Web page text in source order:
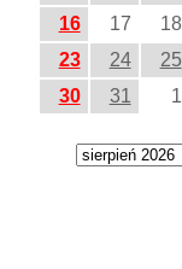
16
17 18
23
24 25
30
31 1